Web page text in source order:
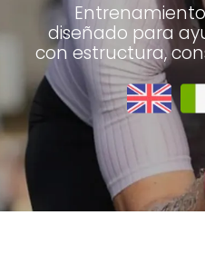
diseñado para
con estructura,